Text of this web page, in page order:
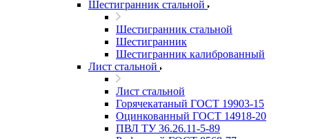
Шестигранник стальной
Шестигранник стальной
Шестигранник
Шестигранник калиброванный
Лист стальной
Лист стальной
Горячекатаный ГОСТ 19903-15
Оцинкованный ГОСТ 14918-20
ПВЛ ТУ 36.26.11-5-89